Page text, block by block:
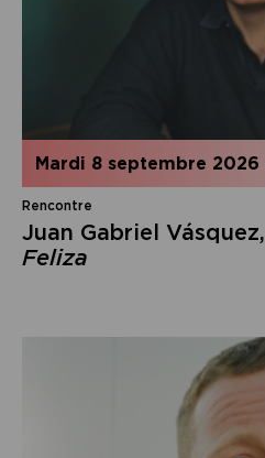
mardi 8 septembre 2026
Rencontre
Juan Gabriel Vásquez,
Feliza